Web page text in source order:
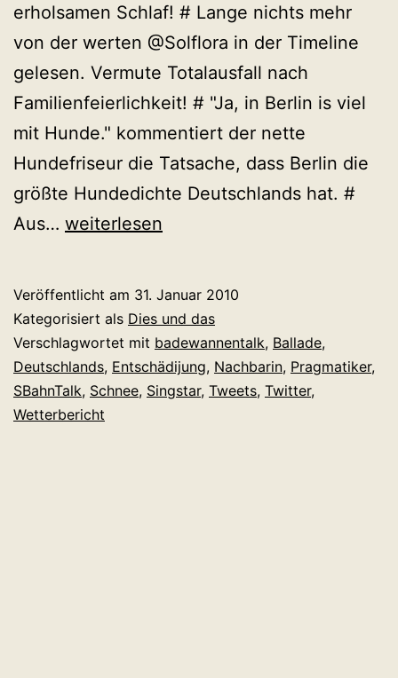
erholsamen Schlaf! # Lange nichts mehr
von der werten @Solflora in der Timeline
gelesen. Vermute Totalausfall nach
Familienfeierlichkeit! # "Ja, in Berlin is viel
mit Hunde." kommentiert der nette
Hundefriseur die Tatsache, dass Berlin die
größte Hundedichte Deutschlands hat. #
Aus… Twitter
4
weiterlesen
Veröffentlicht am 31. Januar 2010
Kategorisiert als Dies und das
Verschlagwortet mit badewannentalk, Ballade,
Deutschlands, Entschädijung, Nachbarin, Pragmatiker,
SBahnTalk, Schnee, Singstar, Tweets, Twitter,
Wetterbericht